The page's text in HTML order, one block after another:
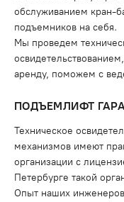
обслуживанием кран-
подъемников на себя.
Мы проведем
аренду, поможем с
ПОДЪЕМЛИФТ
Техническое
механизмов имеют
организации с
Петербурге такой
Опыт наших инженеров